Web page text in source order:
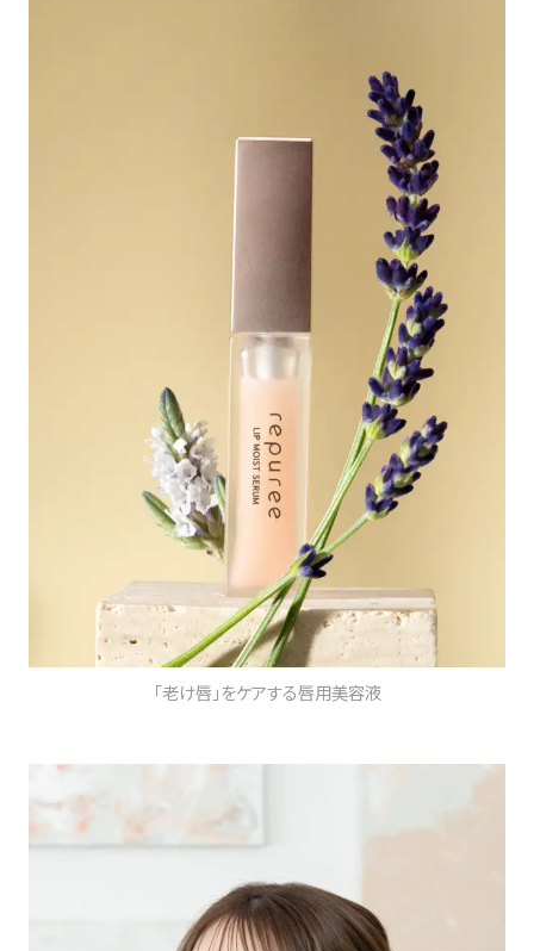
「老け唇」をケアする唇用美容液